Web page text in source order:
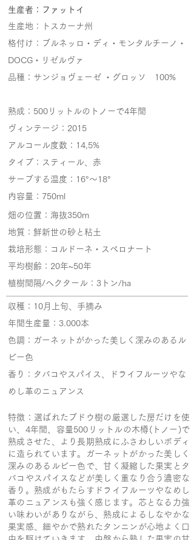
生産者：ファットイ
生産地：トスカーナ州
格付け：ブルネッロ・ディ・モンタルチーノ・
DOCG・リゼルヴァ
品種：サンジョヴェーゼ ・グロッソ 100%
​熟成：500リットルのトノーで4年間
ヴィンテージ：2015
アルコール度数：14,5%
タイプ：スティール、赤
サーブする温度：16°～18°
内容量：750ml
畑の位置：海抜350m
地質：鮮新世の砂と粘土
栽培形態：コルドーネ・スペロナート
平均樹齢：20年~50年
植樹間隔/ヘクタール：3トン/ha
収穫：10月上旬、手摘み
年間生産量：3.000本
色調：ガーネットがかった美しく深みのあるル
ビー色
香り：​タバコやスパイス、ドライフルーツやな
めし革のニュアンス
特徴：選ばれたブドウ樹の厳選した房だけを使
い、4年間、容量500リットルの木樽(トノー)で
熟成させた、より長期熟成にふさわしいボディ
に造られています。ガーネットがかった美しく
深みのあるルビー色で、甘く凝縮した果実とタ
バコやスパイスなどが美しく重なり合う濃密な
香り。熟成がもたらすドライフルーツやなめし
革のニュアンスも強く感じます。芯となる力強
い味わいがありながら、熟成によるしなやかな
果実感、細やかで熟れたタンニンが心地よく口